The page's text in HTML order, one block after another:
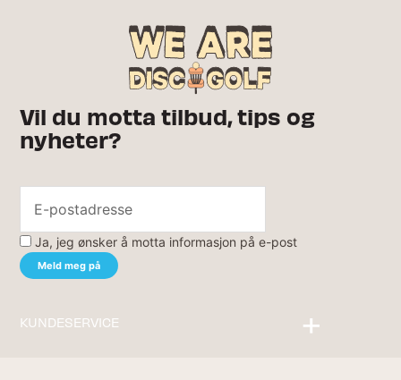
Vil du motta tilbud, tips og
nyheter?
Ja, jeg ønsker å motta informasjon på e-post
KUNDESERVICE